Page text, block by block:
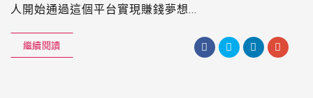
人開始通過這個平台實現賺錢夢想...
繼續閱讀